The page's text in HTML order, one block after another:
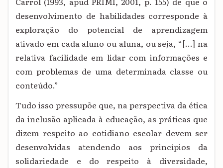
desenvolvimento de habilidades corresponde à
exploração do potencial de aprendizagem
ativado em cada aluno ou aluna, ou seja, “[...] na
relativa facilidade em lidar com informações e
com problemas de uma determinada classe ou
conteúdo.”
Tudo isso pressupõe que, na perspectiva da ética
da inclusão aplicada à educação, as práticas que
dizem respeito ao cotidiano escolar devem ser
desenvolvidas atendendo aos princípios da
solidariedade e do respeito à diversidade,